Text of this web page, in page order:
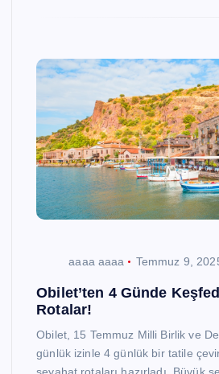
aaaa aaaa Temmuz 9,
Obilet’ten 4 Günde
Rotalar!
Obilet, 15 Temmuz Milli Birlik ve
günlük izinle 4 günlük bir tatile